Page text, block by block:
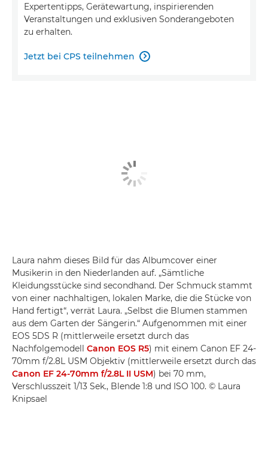
Expertentipps, Gerätewartung, inspirierenden
Veranstaltungen und exklusiven Sonderangeboten
zu erhalten.
Jetzt bei CPS teilnehmen 
Laura nahm dieses Bild für das Albumcover einer
Musikerin in den Niederlanden auf. „Sämtliche
Kleidungsstücke sind secondhand. Der Schmuck stammt
von einer nachhaltigen, lokalen Marke, die die Stücke von
Hand fertigt“, verrät Laura. „Selbst die Blumen stammen
aus dem Garten der Sängerin.“ Aufgenommen mit einer
EOS 5DS R (mittlerweile ersetzt durch das
Nachfolgemodell Canon EOS R5) mit einem Canon EF 24-
70mm f/2.8L USM Objektiv (mittlerweile ersetzt durch das
Canon EF 24-70mm f/2.8L II USM) bei 70 mm,
Verschlusszeit 1/13 Sek., Blende 1:8 und ISO 100. © Laura
Knipsael